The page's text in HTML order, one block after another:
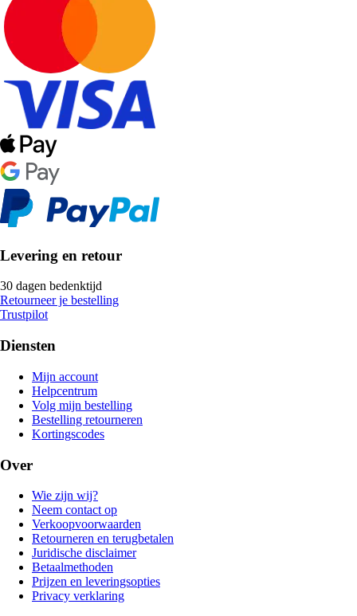
Levering en retour
30 dagen bedenktijd
Retourneer je bestelling
Trustpilot
Diensten
Mijn account
Helpcentrum
Volg mijn bestelling
Bestelling retourneren
Kortingscodes
Over
Wie zijn wij?
Neem contact op
Verkoopvoorwaarden
Retourneren en terugbetalen
Juridische disclaimer
Betaalmethoden
Prijzen en leveringsopties
Privacy verklaring